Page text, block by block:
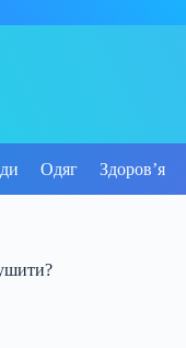
Одяг Здоров’я